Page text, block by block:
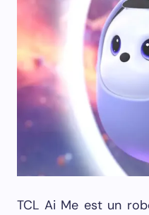
TCL Ai Me est un